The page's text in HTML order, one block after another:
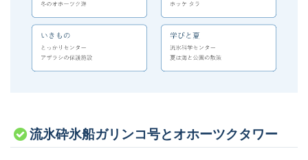
流氷砕氷船ガリンコ号とオホーツクタワー